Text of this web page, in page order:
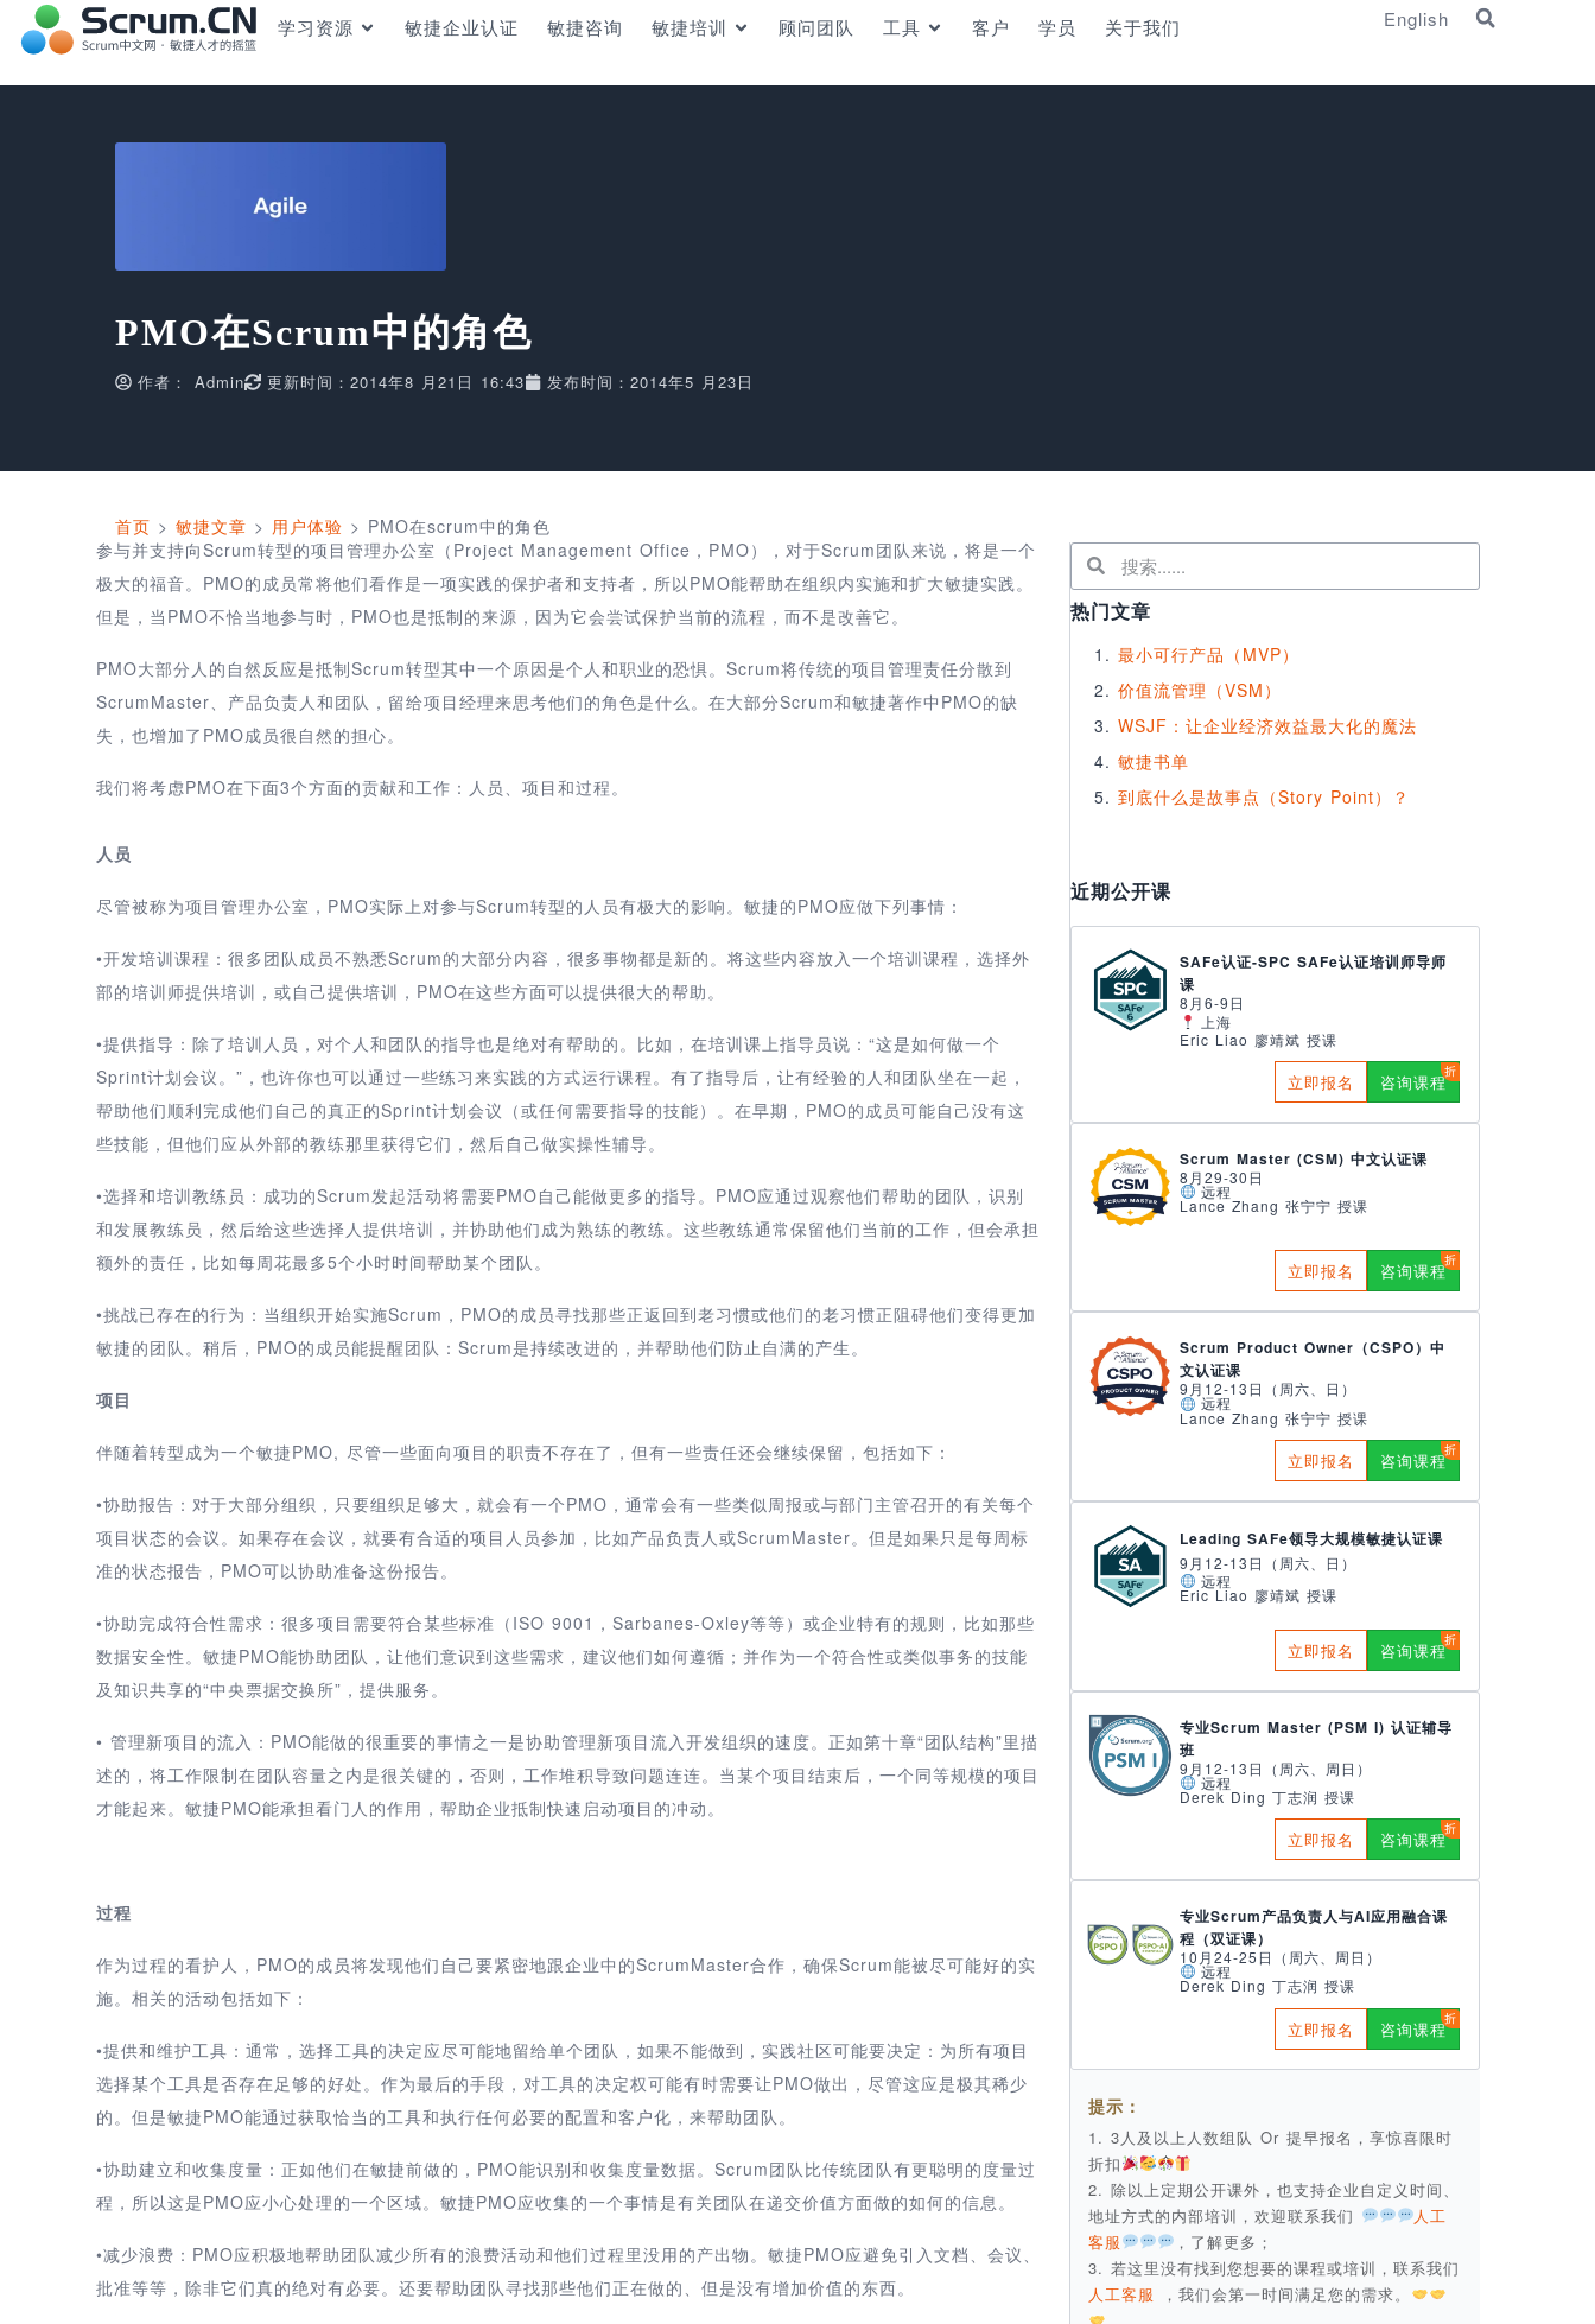
学习资源 敏捷企业认证 敏捷咨询 敏捷培训 顾问团队 工具 客户 学员 关于我们 English
PMO在scrum中的角色
作者： Admin 更新时间：2014年8 月21日 16:43 发布时间：2014年5 月23日
首页 > 敏捷文章 > 用户体验 > PMO在scrum中的角色
参与并支持向Scrum转型的项目管理办公室（Project Management Office，PMO），对于Scrum团队来说，将是一个
极大的福音。PMO的成员常将他们看作是一项实践的保护者和支持者，所以PMO能帮助在组织内实施和扩大敏捷实践。
但是，当PMO不恰当地参与时，PMO也是抵制的来源，因为它会尝试保护当前的流程，而不是改善它。
PMO大部分人的自然反应是抵制Scrum转型其中一个原因是个人和职业的恐惧。Scrum将传统的项目管理责任分散到
ScrumMaster、产品负责人和团队，留给项目经理来思考他们的角色是什么。在大部分Scrum和敏捷著作中PMO的缺
失，也增加了PMO成员很自然的担心。
我们将考虑PMO在下面3个方面的贡献和工作：人员、项目和过程。
人员
尽管被称为项目管理办公室，PMO实际上对参与Scrum转型的人员有极大的影响。敏捷的PMO应做下列事情：
•开发培训课程：很多团队成员不熟悉Scrum的大部分内容，很多事物都是新的。将这些内容放入一个培训课程，选择外
部的培训师提供培训，或自己提供培训，PMO在这些方面可以提供很大的帮助。
•提供指导：除了培训人员，对个人和团队的指导也是绝对有帮助的。比如，在培训课上指导员说：“这是如何做一个
Sprint计划会议。”，也许你也可以通过一些练习来实践的方式运行课程。有了指导后，让有经验的人和团队坐在一起，
帮助他们顺利完成他们自己的真正的Sprint计划会议（或任何需要指导的技能）。在早期，PMO的成员可能自己没有这
些技能，但他们应从外部的教练那里获得它们，然后自己做实操性辅导。
•选择和培训教练员：成功的Scrum发起活动将需要PMO自己能做更多的指导。PMO应通过观察他们帮助的团队，识别
和发展教练员，然后给这些选择人提供培训，并协助他们成为熟练的教练。这些教练通常保留他们当前的工作，但会承担
额外的责任，比如每周花最多5个小时时间帮助某个团队。
•挑战已存在的行为：当组织开始实施Scrum，PMO的成员寻找那些正返回到老习惯或他们的老习惯正阻碍他们变得更加
敏捷的团队。稍后，PMO的成员能提醒团队：Scrum是持续改进的，并帮助他们防止自满的产生。
项目
伴随着转型成为一个敏捷PMO, 尽管一些面向项目的职责不存在了，但有一些责任还会继续保留，包括如下：
•协助报告：对于大部分组织，只要组织足够大，就会有一个PMO，通常会有一些类似周报或与部门主管召开的有关每个
项目状态的会议。如果存在会议，就要有合适的项目人员参加，比如产品负责人或ScrumMaster。但是如果只是每周标
准的状态报告，PMO可以协助准备这份报告。
•协助完成符合性需求：很多项目需要符合某些标准（ISO 9001，Sarbanes-Oxley等等）或企业特有的规则，比如那些
数据安全性。敏捷PMO能协助团队，让他们意识到这些需求，建议他们如何遵循；并作为一个符合性或类似事务的技能
及知识共享的“中央票据交换所”，提供服务。
• 管理新项目的流入：PMO能做的很重要的事情之一是协助管理新项目流入开发组织的速度。正如第十章“团队结构”里描
述的，将工作限制在团队容量之内是很关键的，否则，工作堆积导致问题连连。当某个项目结束后，一个同等规模的项目
才能起来。敏捷PMO能承担看门人的作用，帮助企业抵制快速启动项目的冲动。
过程
作为过程的看护人，PMO的成员将发现他们自己要紧密地跟企业中的ScrumMaster合作，确保Scrum能被尽可能好的实
施。相关的活动包括如下：
•提供和维护工具：通常，选择工具的决定应尽可能地留给单个团队，如果不能做到，实践社区可能要决定：为所有项目
选择某个工具是否存在足够的好处。作为最后的手段，对工具的决定权可能有时需要让PMO做出，尽管这应是极其稀少
的。但是敏捷PMO能通过获取恰当的工具和执行任何必要的配置和客户化，来帮助团队。
•协助建立和收集度量：正如他们在敏捷前做的，PMO能识别和收集度量数据。Scrum团队比传统团队有更聪明的度量过
程，所以这是PMO应小心处理的一个区域。敏捷PMO应收集的一个事情是有关团队在递交价值方面做的如何的信息。
•减少浪费：PMO应积极地帮助团队减少所有的浪费活动和他们过程里没用的产出物。敏捷PMO应避免引入文档、会议、
批准等等，除非它们真的绝对有必要。还要帮助团队寻找那些他们正在做的、但是没有增加价值的东西。
热门文章
最小可行产品（MVP）
价值流管理（VSM）
WSJF：让企业经济效益最大化的魔法
敏捷书单
到底什么是故事点（Story Point）？
近期公开课
SAFe认证-SPC SAFe认证培训师导师
课
8月6-9日
上海
Eric Liao 廖靖斌 授课
立即报名 咨询课程
Scrum Master (CSM) 中文认证课
8月29-30日
远程
Lance Zhang 张宁宁 授课
立即报名 咨询课程
Scrum Product Owner（CSPO）中
文认证课
9月12-13日（周六、日）
远程
Lance Zhang 张宁宁 授课
立即报名 咨询课程
Leading SAFe领导大规模敏捷认证课
9月12-13日（周六、日）
远程
Eric Liao 廖靖斌 授课
立即报名 咨询课程
专业Scrum Master (PSM I) 认证辅导
班
9月12-13日（周六、周日）
远程
Derek Ding 丁志润 授课
立即报名 咨询课程
专业Scrum产品负责人与AI应用融合课
程（双证课）
10月24-25日（周六、周日）
远程
Derek Ding 丁志润 授课
立即报名 咨询课程
提示：
1. 3人及以上人数组队 Or 提早报名，享惊喜限时
折扣
2. 除以上定期公开课外，也支持企业自定义时间、
地址方式的内部培训，欢迎联系我们
人工
客服
，了解更多；
3. 若这里没有找到您想要的课程或培训，联系我们
人工客服
，我们会第一时间满足您的需求。